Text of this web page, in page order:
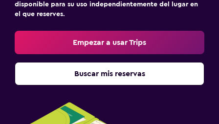
disponible para su uso independientemente del lugar en
el que reserves.
Empezar a usar Trips
Buscar mis reservas